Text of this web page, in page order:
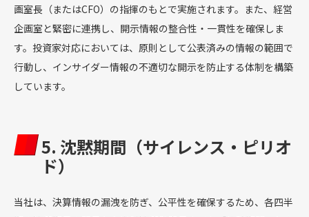
画室長（またはCFO）の指揮のもとで実施されます。また、経営
企画室と緊密に連携し、開示情報の整合性・一貫性を確保しま
す。投資家対応においては、原則として公表済みの情報の範囲で
行動し、インサイダー情報の不適切な開示を防止する体制を構築
しています。
5. 沈黙期間（サイレンス・ピリオ
ド）
当社は、決算情報の漏洩を防ぎ、公平性を確保するため、各四半